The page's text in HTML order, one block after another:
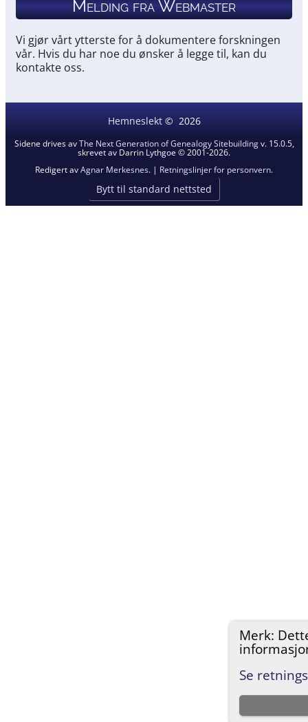
Merk:
Se
Melding fra Webmaster
Vi gjør vårt ytterste for å dokumentere forskningen
vår. Hvis du har noe du ønsker å legge til, kan du
kontakte oss.
Hemneslekt© 2026
Sidene drives avThe Next Generation of Genealogy Sitebuildingv. 15.0.5,
skrevet av Darrin Lythgoe © 2001-2026.
Redigert avAgnar Merkesnes. | Retningslinjer for personvern.
Bytt til standard nettsted